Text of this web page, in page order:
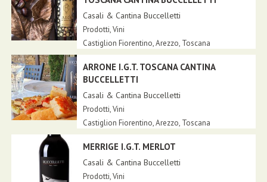
Casali & Cantina Buccelletti
Prodotti,Vini
Castiglion Fiorentino,Arezzo, Toscana
ARRONE I.G.T. TOSCANA CANTINA
BUCCELLETTI
Casali & Cantina Buccelletti
Prodotti,Vini
Castiglion Fiorentino,Arezzo, Toscana
MERRIGE I.G.T. MERLOT
Casali & Cantina Buccelletti
Prodotti,Vini